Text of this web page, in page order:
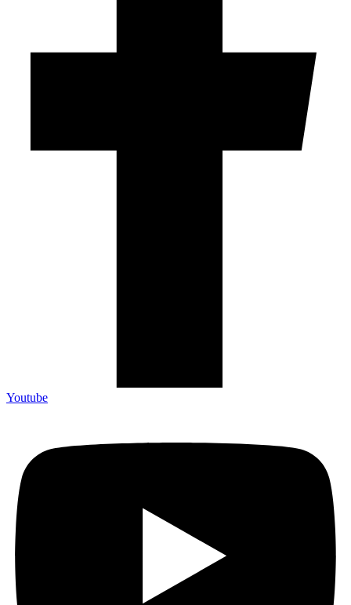
Youtube